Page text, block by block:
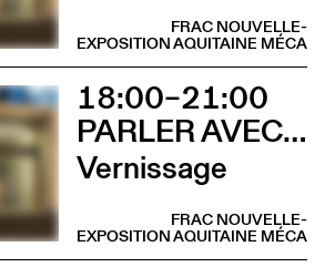
FRAC NOUVELLE-
AQUITAINE MÉCA
EXPOSITION
18:00–21:00
PARLER AVEC ELLES
Vernissage
FRAC NOUVELLE-
AQUITAINE MÉCA
EXPOSITION